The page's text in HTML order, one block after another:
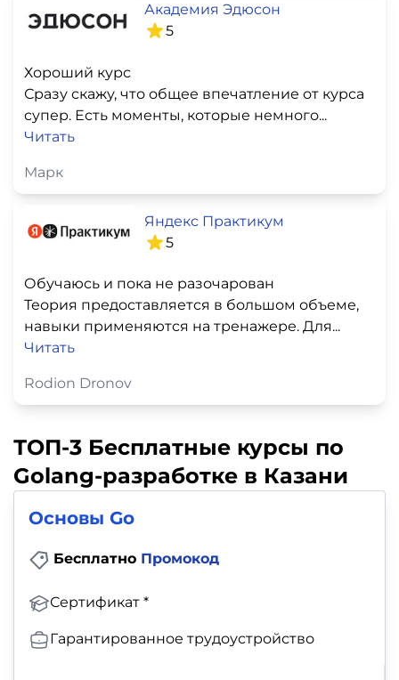
Академия Эдюсон
5
Хороший курс
Сразу скажу, что общее впечатление от курса
супер. Есть моменты, которые немного...
Читать
Марк
Яндекс Практикум
5
Обучаюсь и пока не разочарован
Теория предоставляется в большом объеме,
навыки применяются на тренажере. Для...
Читать
Rodion Dronov
ТОП-3 Бесплатные курсы по
Golang-разработке в Казани
Основы Go
Бесплатно Промокод
Сертификат *
Гарантированное трудоустройство